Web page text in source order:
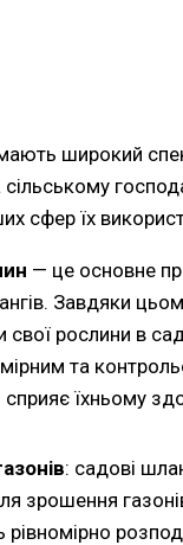
широкий
сільському
сфер їх
— це основне
Завдяки
свої рослини в
та
їхньому
: садові
зрошення